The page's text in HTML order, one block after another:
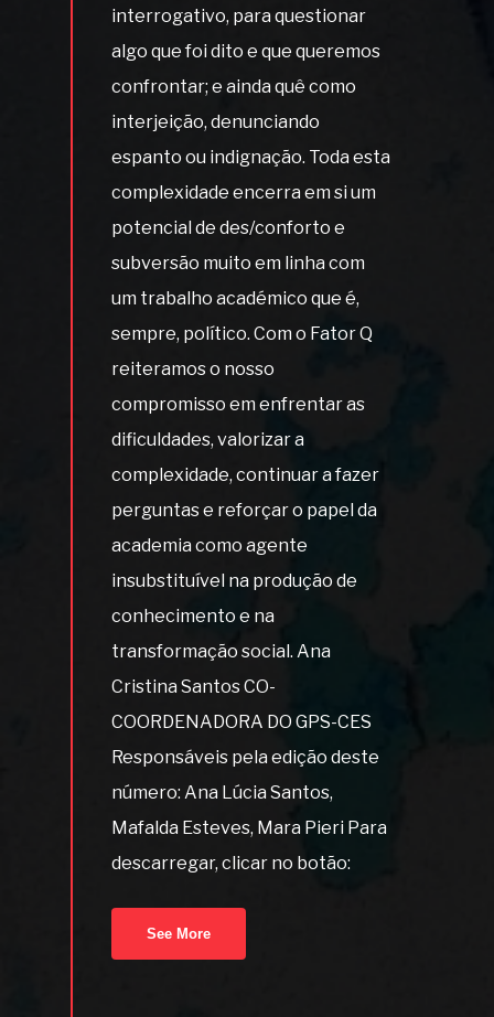
interrogativo, para questionar
algo que foi dito e que queremos
confrontar; e ainda quê como
interjeição, denunciando
espanto ou indignação. Toda esta
complexidade encerra em si um
potencial de des/conforto e
subversão muito em linha com
um trabalho académico que é,
sempre, político. Com o Fator Q
reiteramos o nosso
compromisso em enfrentar as
dificuldades, valorizar a
complexidade, continuar a fazer
perguntas e reforçar o papel da
academia como agente
insubstituível na produção de
conhecimento e na
transformação social. Ana
Cristina Santos CO-
COORDENADORA DO GPS-CES
Responsáveis pela edição deste
número: Ana Lúcia Santos,
Mafalda Esteves, Mara Pieri Para
descarregar, clicar no botão:
See More